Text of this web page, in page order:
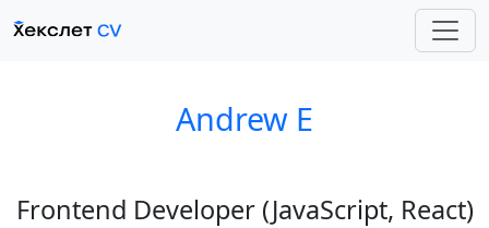
Andrew E
Frontend Developer (JavaScript, React)